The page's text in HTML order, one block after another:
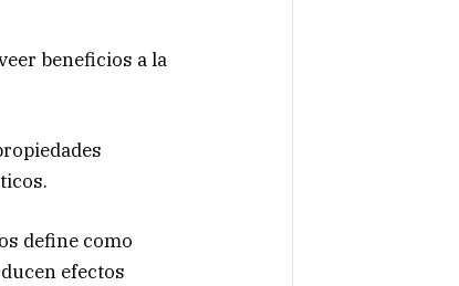
beneficios a la
define como
efectos